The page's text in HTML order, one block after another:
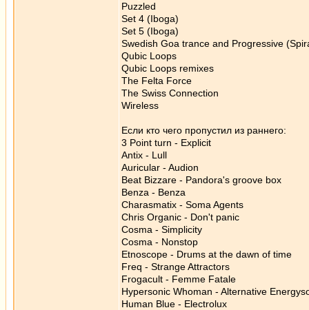
Puzzled
Set 4 (Iboga)
Set 5 (Iboga)
Swedish Goa trance and Progressive
Qubic Loops
Qubic Loops remixes
The Felta Force
The Swiss Connection
Wireless
Если кто чего пропустил из раннего:
3 Point turn - Explicit
Antix - Lull
Auricular - Audion
Beat Bizzare - Pandora's groove box
Benza - Benza
Charasmatix - Soma Agents
Chris Organic - Don't panic
Cosma - Simplicity
Cosma - Nonstop
Etnoscope - Drums at the dawn of time
Freq - Strange Attractors
Frogacult - Femme Fatale
Hypersonic Whoman - Alternative
Human Blue - Electrolux